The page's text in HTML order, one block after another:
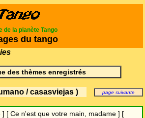
de la planète Tango
du tango
des thèmes enregistrés
/ casasviejas ) page suivante
] [ Ce n'est que votre main, madame ] [